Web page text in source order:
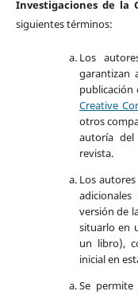
Investigaciones de la
siguientes términos:
Los
garantizan
publicación
Creative
otros
autoría
revista.
Los
versión de
situarlo en
un libro),
inicial en
Se